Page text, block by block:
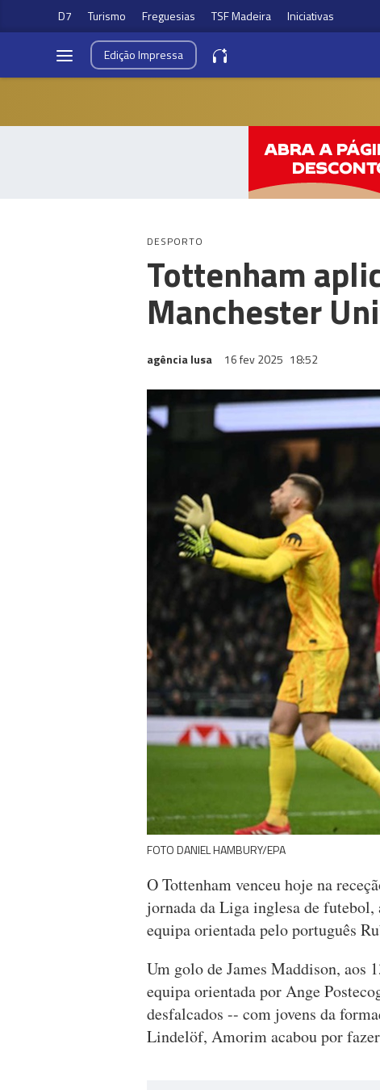
D7 Turismo Freguesias TSF Madeira Iniciativas
EdiçãoImpressa
DESPORTO
Tottenham
Manchester
agência lusa 16 fev 2025 18:52
FOTO DANIEL HAMBURY/EPA
O Tottenham venceu hoje na
jornada da Liga inglesa de futebol,
equipa orientada pelo português
Um golo de James Maddison, aos
equipa orientada por Ange
desfalcados -- com jovens da
Lindelöf, Amorim acabou por